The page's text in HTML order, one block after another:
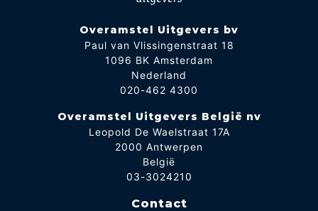
Overamstel Uitgevers bv
Paul van Vlissingenstraat 18
1096 BK Amsterdam
Nederland
020-462 4300
Overamstel Uitgevers België nv
Leopold De Waelstraat 17A
2000 Antwerpen
België
03-3024210
Contact